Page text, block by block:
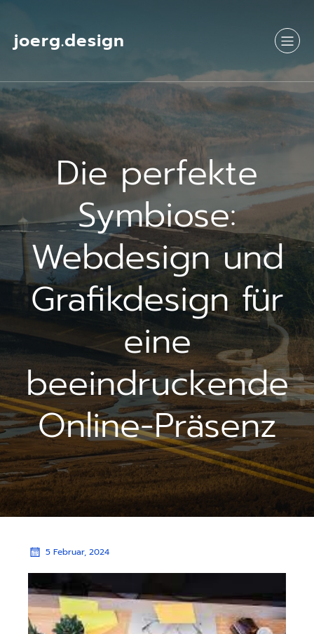
joerg.design
Die perfekte
Symbiose:
Webdesign und
Grafikdesign für
eine
beeindruckende
Online-Präsenz
5 Februar, 2024